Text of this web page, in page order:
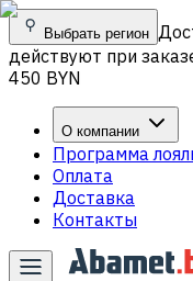
Выбрать регион
действуют при
450 BYN
О компании
Программа
Оплата
Доставка
Контакты